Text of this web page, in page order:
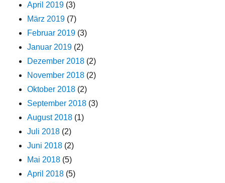
April 2019 (3)
März 2019 (7)
Februar 2019 (3)
Januar 2019 (2)
Dezember 2018 (2)
November 2018 (2)
Oktober 2018 (2)
September 2018 (3)
August 2018 (1)
Juli 2018 (2)
Juni 2018 (2)
Mai 2018 (5)
April 2018 (5)